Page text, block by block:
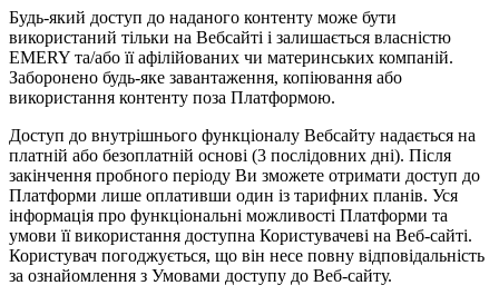
Будь-який доступ до наданого контенту може бути
використаний тільки на Вебсайті і залишається власністю
EMERY та/або її афілійованих чи материнських компаній.
Заборонено будь-яке завантаження, копіювання або
використання контенту поза Платформою.
Доступ до внутрішнього функціоналу Вебсайту надається на
платній або безоплатній основі (3 послідовних дні). Після
закінчення пробного періоду Ви зможете отримати доступ до
Платформи лише оплативши один із тарифних планів. Уся
інформація про функціональні можливості Платформи та
умови її використання доступна Користувачеві на Веб-сайті.
Користувач погоджується, що він несе повну відповідальність
за ознайомлення з Умовами доступу до Веб-сайту.